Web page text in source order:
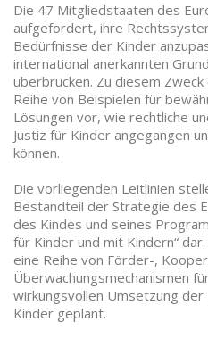
Die 47 Mitgliedstaaten des
aufgefordert, ihre
Bedürfnisse der Kinder
international anerkannten
überbrücken. Zu diesem
Reihe von Beispielen für
Lösungen vor, wie rechtliche
Justiz für Kinder angegangen
können.
Die vorliegenden Leitlinien
Bestandteil der Strategie des
des Kindes und seines
für Kinder und mit Kindern“
eine Reihe von Förder-,
Überwachungsmechanismen
wirkungsvollen Umsetzung
Kinder geplant.